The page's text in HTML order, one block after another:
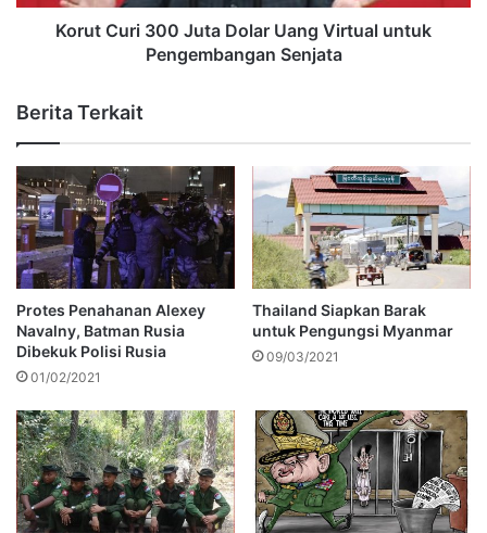
Korut Curi 300 Juta Dolar Uang Virtual untuk
Pengembangan Senjata
Berita Terkait
Protes Penahanan Alexey
Navalny, Batman Rusia
Dibekuk Polisi Rusia
01/02/2021
Thailand Siapkan Barak
untuk Pengungsi Myanmar
09/03/2021